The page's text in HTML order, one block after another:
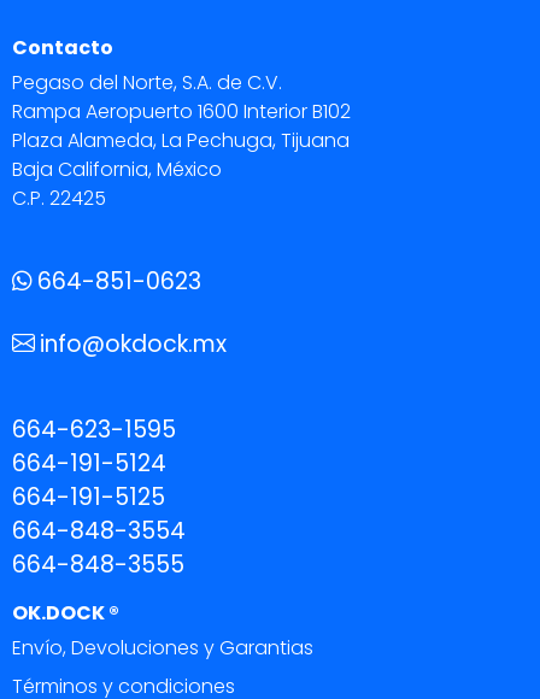
Contacto
Pegaso del Norte, S.A. de C.V.
Rampa Aeropuerto 1600 Interior B102
Plaza Alameda, La Pechuga, Tijuana
Baja California, México
C.P. 22425
664-851-0623
info@okdock.mx
664-623-1595
664-191-5124
664-191-5125
664-848-3554
664-848-3555
OK.DOCK ®
Envío, Devoluciones y Garantias
Términos y condiciones